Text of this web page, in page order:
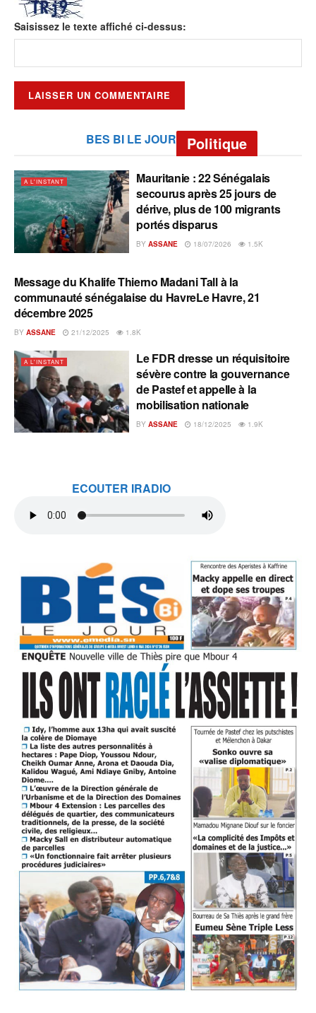
Saisissez le texte affiché ci-dessus:
BES BI LE JOUR Politique
A L'INSTANT
Mauritanie : 22 Sénégalais
secourus après 25 jours de
dérive, plus de 100 migrants
portés disparus
BY ASSANE 18/07/2026 1.5K
A L'INSTANT
Message du Khalife Thierno Madani Tall à la
communauté sénégalaise du HavreLe Havre, 21
décembre 2025
BY ASSANE 21/12/2025 1.8K
A L'INSTANT
Le FDR dresse un réquisitoire
sévère contre la gouvernance
de Pastef et appelle à la
mobilisation nationale
BY ASSANE 18/12/2025 1.9K
ECOUTER IRADIO